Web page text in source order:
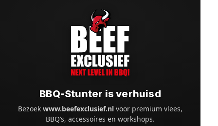
BBQ-Stunter is verhuisd
Bezoekwww.beefexclusief.nl voor premium vlees,
BBQ’s, accessoires en workshops.